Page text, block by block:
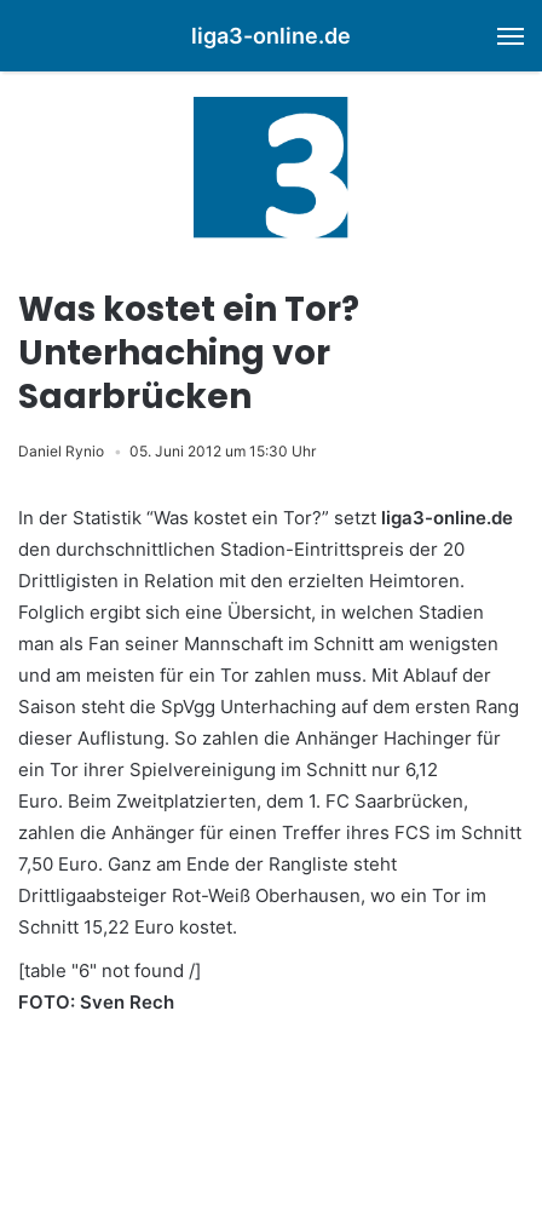
liga3-online.de
Was kostet ein Tor?
Unterhaching vor
Saarbrücken
Daniel Rynio 05. Juni 2012 um 15:30 Uhr
In der Statistik “Was kostet ein Tor?” setzt liga3-online.de
den durchschnittlichen Stadion-Eintrittspreis der 20
Drittligisten in Relation mit den erzielten Heimtoren.
Folglich ergibt sich eine Übersicht, in welchen Stadien
man als Fan seiner Mannschaft im Schnitt am wenigsten
und am meisten für ein Tor zahlen muss. Mit Ablauf der
Saison steht die SpVgg Unterhaching auf dem ersten Rang
dieser Auflistung. So zahlen die Anhänger Hachinger für
ein Tor ihrer Spielvereinigung im Schnitt nur 6,12
Euro. Beim Zweitplatzierten, dem 1. FC Saarbrücken,
zahlen die Anhänger für einen Treffer ihres FCS im Schnitt
7,50 Euro. Ganz am Ende der Rangliste steht
Drittligaabsteiger Rot-Weiß Oberhausen, wo ein Tor im
Schnitt 15,22 Euro kostet.
[table "6" not found /]
FOTO: Sven Rech